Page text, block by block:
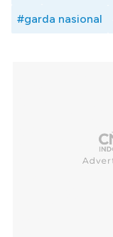
#garda nasional